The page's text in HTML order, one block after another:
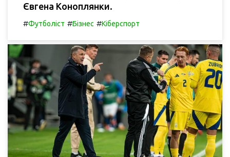
Євгена Коноплянки.
#Футболіст #Бізнес #Кіберспорт